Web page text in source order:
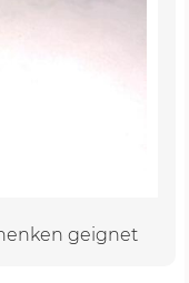
geignet